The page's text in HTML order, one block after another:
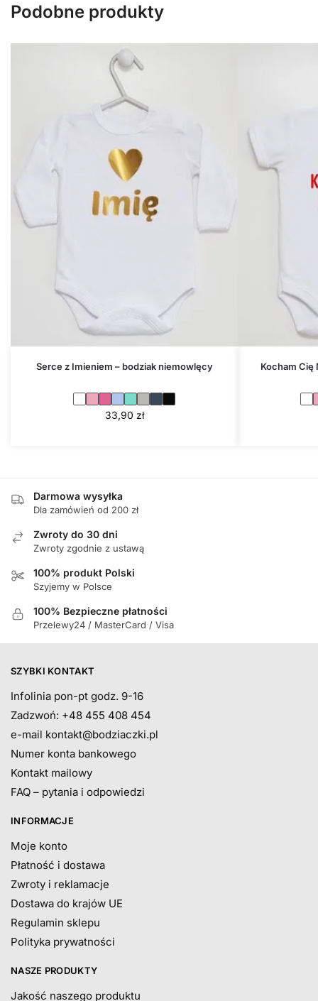
Podobne produkty
Serce z Imieniem – bodziak niemowlęcy
33,90 zł
Kocham Cię
Darmowa wysyłka
Dla zamówień od 200 zł
Zwroty do 30 dni
Zwroty zgodnie z ustawą
100% produkt Polski
Szyjemy w Polsce
100% Bezpieczne płatności
Przelewy24 / MasterCard / Visa
SZYBKI KONTAKT
Infolinia pon-pt godz. 9-16
Zadzwoń: +48 455 408 454
e-mail kontakt@bodziaczki.pl
Numer konta bankowego
Kontakt mailowy
FAQ – pytania i odpowiedzi
INFORMACJE
Moje konto
Płatność i dostawa
Zwroty i reklamacje
Dostawa do krajów UE
Regulamin sklepu
Polityka prywatności
NASZE PRODUKTY
Jakość naszego produktu